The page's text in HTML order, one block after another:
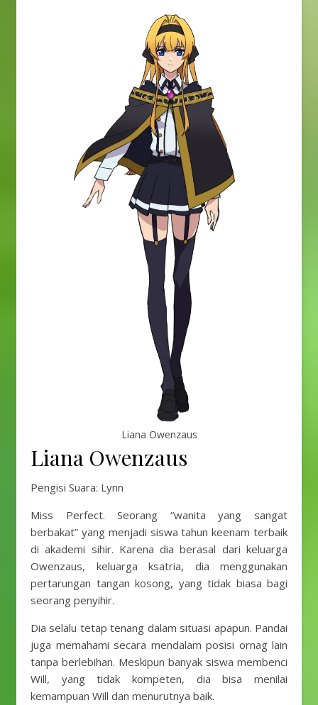
Liana Owenzaus
Liana Owenzaus
Pengisi Suara: Lynn
Miss Perfect. Seorang “wanita yang sangat
berbakat” yang menjadi siswa tahun keenam terbaik
di akademi sihir. Karena dia berasal dari keluarga
Owenzaus, keluarga ksatria, dia menggunakan
pertarungan tangan kosong, yang tidak biasa bagi
seorang penyihir.
Dia selalu tetap tenang dalam situasi apapun. Pandai
juga memahami secara mendalam posisi ornag lain
tanpa berlebihan. Meskipun banyak siswa membenci
Will, yang tidak kompeten, dia bisa menilai
kemampuan Will dan menurutnya baik.